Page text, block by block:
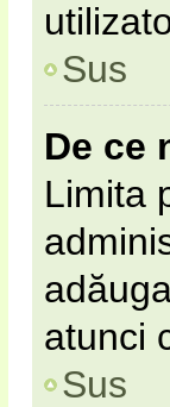
Sus
De ce
Limita
atunci
Sus